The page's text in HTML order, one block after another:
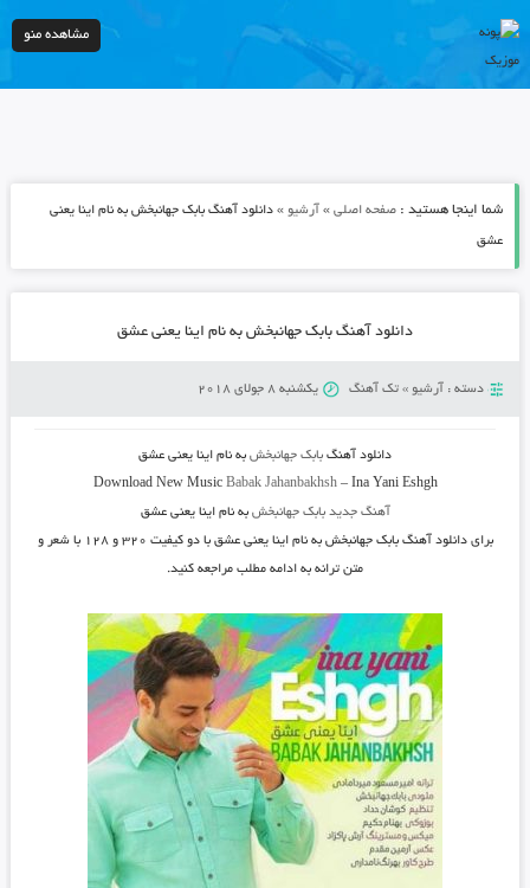
مشاهده منو
شما اینجا هستید : صفحه اصلی» آرشیو » دانلود آهنگ بابک جهانبخش به نام اینا یعنی
عشق
دانلود آهنگ بابک جهانبخش به نام اینا یعنی عشق
دسته : آرشیو » تک آهنگ یکشنبه 8 جولای 2018
دانلود آهنگ بابک جهانبخشبه نام اینا یعنی عشق
Download New Music Babak Jahanbakhsh– Ina Yani Eshgh
آهنگ جدید بابک جهانبخش به نام اینا یعنی عشق
برای دانلود آهنگ بابک جهانبخش به نام اینا یعنی عشق
با دو کیفیت ۳۲۰ و ۱۲۸ با شعر و
متن ترانه به ادامه مطلب مراجعه کنید.